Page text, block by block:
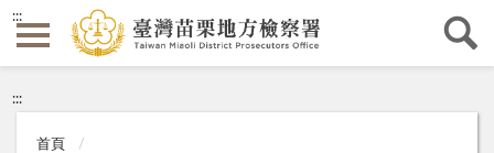
:::
:::
首頁